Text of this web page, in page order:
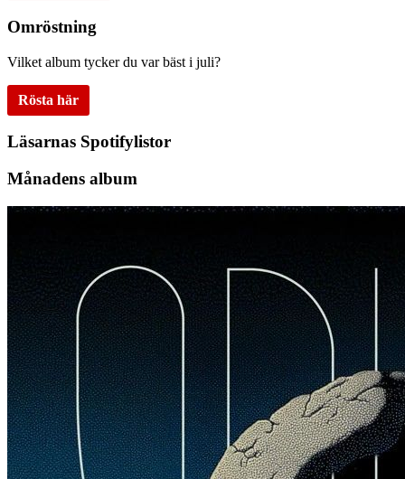
Omröstning
Vilket album tycker du var bäst i juli?
Rösta här
Läsarnas Spotifylistor
Månadens album